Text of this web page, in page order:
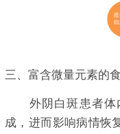
三、富含微量元素的
外阴白斑患者体
成，进而影响病情恢